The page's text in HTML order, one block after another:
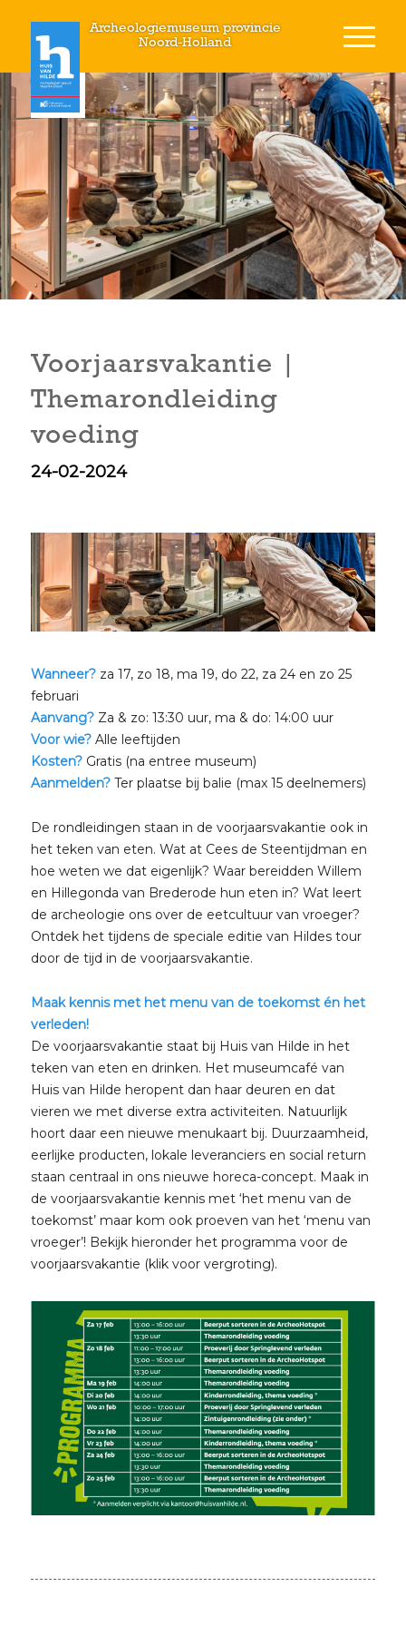
Archeologiemuseum provincie
Noord-Holland
Voorjaarsvakantie |
Themarondleiding
voeding
24-02-2024
Wanneer?za 17, zo 18, ma 19, do 22, za 24 en zo 25
februari
Aanvang? Za & zo: 13:30 uur, ma & do: 14:00 uur
Voor wie?Alle leeftijden
Kosten?Gratis (na entree museum)
Aanmelden? Ter plaatse bij balie (max 15 deelnemers)
De rondleidingen staan in de voorjaarsvakantie ook in
het teken van eten. Wat at Cees de Steentijdman en
hoe weten we dat eigenlijk? Waar bereidden Willem
en Hillegonda van Brederode hun eten in? Wat leert
de archeologie ons over de eetcultuur van vroeger?
Ontdek het tijdens de speciale editie van Hildes tour
door de tijd in de voorjaarsvakantie.
Maak kennis met het menu van de toekomst én het
verleden!
De voorjaarsvakantie staat bij Huis van Hilde in het
teken van eten en drinken. Het museumcafé van
Huis van Hilde heropent dan haar deuren en dat
vieren we met diverse extra activiteiten. Natuurlijk
hoort daar een nieuwe menukaart bij. Duurzaamheid,
eerlijke producten, lokale leveranciers en social return
staan centraal in ons nieuwe horeca-concept. Maak in
de voorjaarsvakantie kennis met ‘het menu van de
toekomst’ maar kom ook proeven van het ‘menu van
vroeger’! Bekijk hieronder het programma voor de
voorjaarsvakantie (klik voor vergroting).